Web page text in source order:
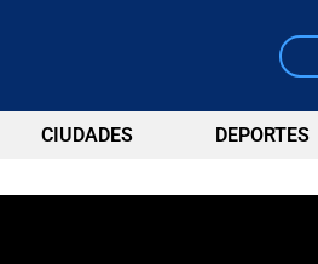
CIUDADES DEPORTES